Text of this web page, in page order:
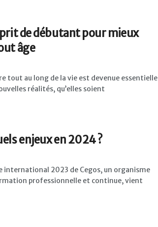
de débutant pour mieux
âge
tout au long de la vie est devenue essentielle
réalités, qu’elles soient
enjeux en 2024 ?
international 2023 de Cegos, un organisme
professionnelle et continue, vient